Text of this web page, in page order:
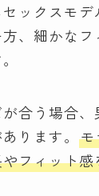
ックスモ
、細かな
合う場合、
ります。
フィット